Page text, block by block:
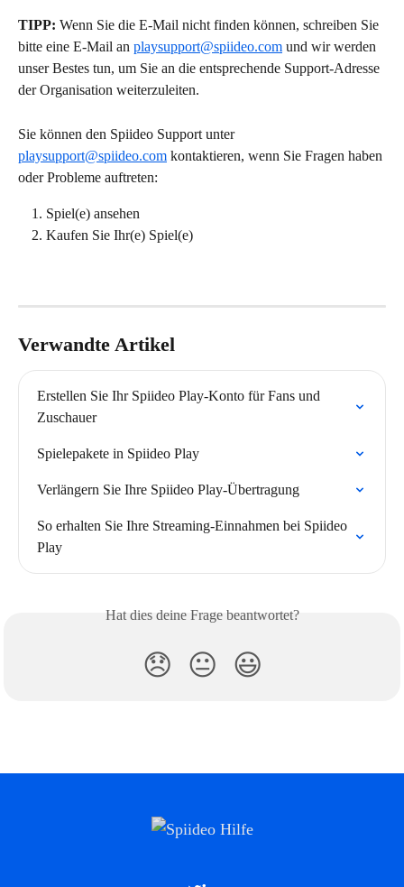
TIPP: Wenn Sie die E-Mail nicht finden können, schreiben Sie
bitte eine E-Mail an playsupport@spiideo.com und wir werden
unser Bestes tun, um Sie an die entsprechende Support-Adresse
der Organisation weiterzuleiten.
Sie können den Spiideo Support unter
playsupport@spiideo.com kontaktieren, wenn Sie Fragen haben
oder Probleme auftreten:
Spiel(e) ansehen
Kaufen Sie Ihr(e) Spiel(e)
Verwandte Artikel
Erstellen Sie Ihr Spiideo Play-Konto für Fans und
Zuschauer
Spielepakete in Spiideo Play
Verlängern Sie Ihre Spiideo Play-Übertragung
So erhalten Sie Ihre Streaming-Einnahmen bei Spiideo
Play
Hat dies deine Frage beantwortet?
😞 😐 😃